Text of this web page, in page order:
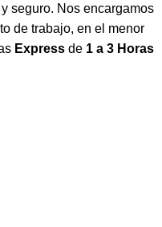
seguro. Nos encargamos
de trabajo, en el menor
Express de 1 a 3 Horas